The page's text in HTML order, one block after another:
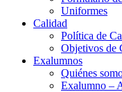
Uniformes
Calidad
Política de
Objetivos de
Exalumnos
Quiénes
Exalumno –